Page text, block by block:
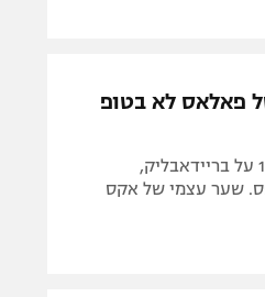
פאלאס לא בטופ
שלב הליגה הסתיים: הצרפתים נותרו בראש אחרי 1:3 על בריידאבליק,
עם 2:2 ביתי מול קופס. שער עצמי של אקס